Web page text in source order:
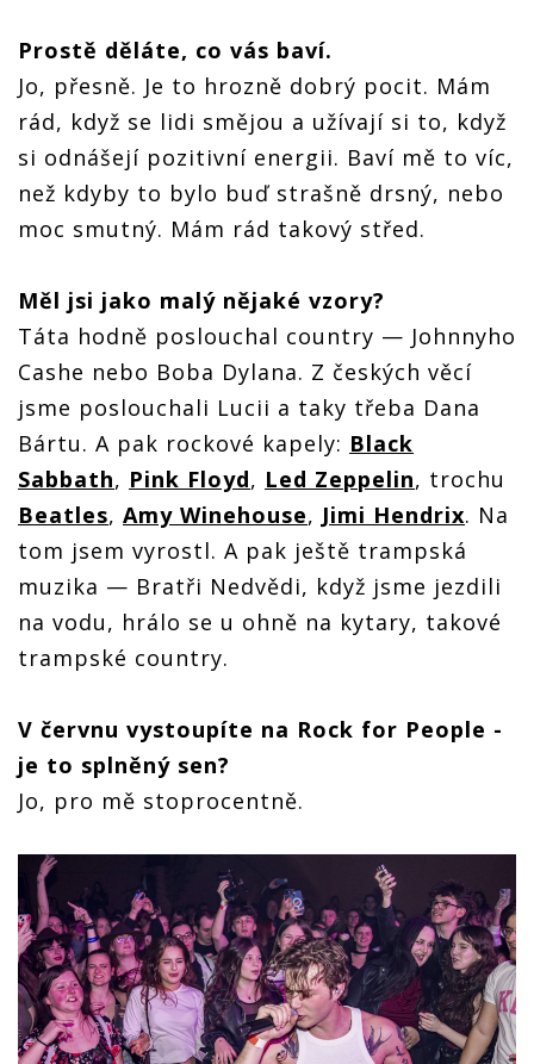
Prostě děláte, co vás baví.
Jo, přesně. Je to hrozně dobrý pocit. Mám
rád, když se lidi smějou a užívají si to, když
si odnášejí pozitivní energii. Baví mě to víc,
než kdyby to bylo buď strašně drsný, nebo
moc smutný. Mám rád takový střed.
Měl jsi jako malý nějaké vzory?
Táta hodně poslouchal country — Johnnyho
Cashe nebo Boba Dylana. Z českých věcí
jsme poslouchali Lucii a taky třeba Dana
Bártu. A pak rockové kapely: Black
Sabbath, Pink Floyd, Led Zeppelin, trochu
Beatles, Amy Winehouse, Jimi Hendrix. Na
tom jsem vyrostl. A pak ještě trampská
muzika — Bratři Nedvědi, když jsme jezdili
na vodu, hrálo se u ohně na kytary, takové
trampské country.
V červnu vystoupíte na Rock for People -
je to splněný sen?
Jo, pro mě stoprocentně.